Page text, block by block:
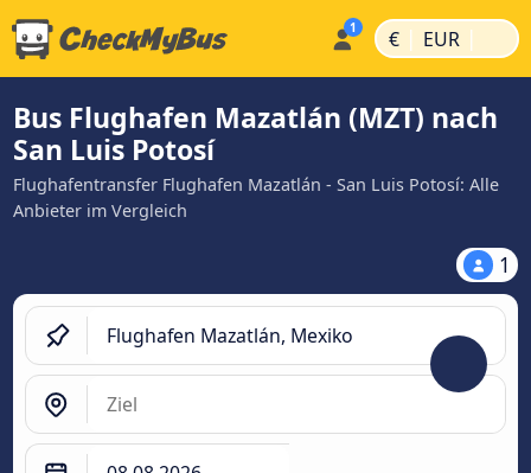
€ | EUR |
Bus Flughafen Mazatlán (MZT) nach
San Luis Potosí
Flughafentransfer Flughafen Mazatlán - San Luis Potosí: Alle
Anbieter im Vergleich
1